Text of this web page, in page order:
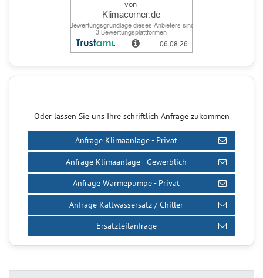
Oder lassen Sie uns Ihre schriftlich Anfrage zukommen
Anfrage Klimaanlage - Privat
Anfrage Klimaanlage - Gewerblich
Anfrage Wärmepumpe - Privat
Anfrage Kaltwassersatz / Chiller
Ersatzteilanfrage